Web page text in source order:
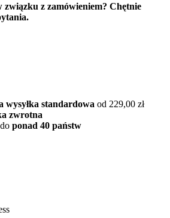
związku z zamówieniem? Chętnie
wysyłka standardowa od 229,00 zł
zwrotna
ponad 40 państw